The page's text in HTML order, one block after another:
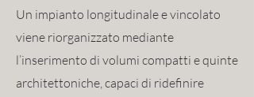
Un impianto longitudinale e vincolato
viene riorganizzato mediante
l’inserimento di volumi compatti e quinte
architettoniche, capaci di ridefinire